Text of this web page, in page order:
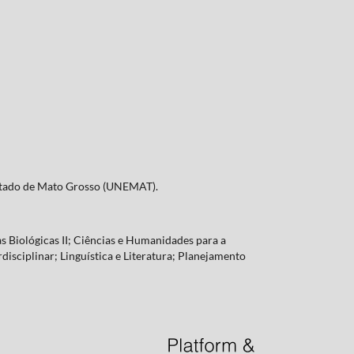
de Mato Grosso (UNEMAT).
Biológicas II; Ciências e Humanidades para a
Linguística e Literatura; Planejamento